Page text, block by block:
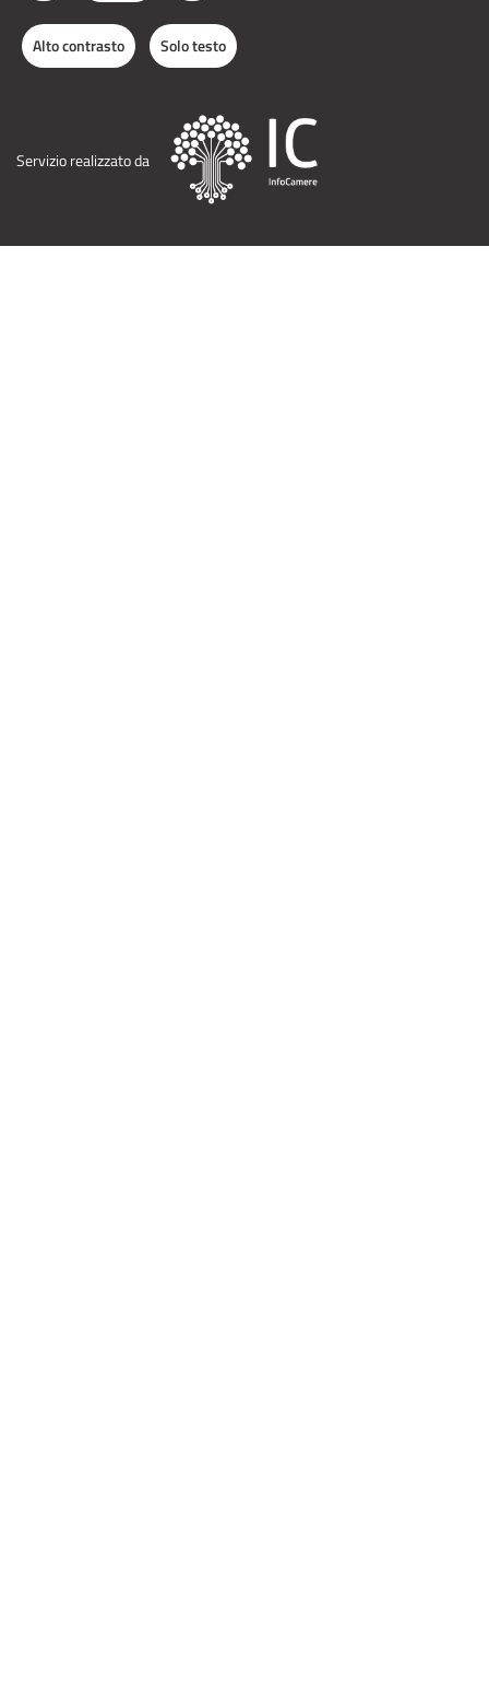
Alto contrasto Solo testo
Servizio realizzato da